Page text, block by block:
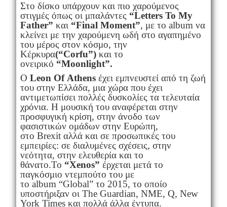
Στο δίσκο υπάρχουν και πιο χαρούμενος
στιγμές όπως οι μπαλάντες “Letters To My
Father” και “Final Moment”, με το album να
κλείνει με την χαρούμενη ωδή στο αγαπημένο
του μέρος στον κόσμο, την
Κέρκυρα(“Corfu”)και το
ονειρικό “Moonlight”.
Ο Leon Of Athensέχει εμπνευστεί από τη ζωή
του στην Ελλάδα, μια χώρα που έχει
αντιμετωπίσει πολλές δυσκολίες τα τελευταία
χρόνια. Η μουσική του αναφέρεται στην
προσφυγική κρίση, στην άνοδο των
φασιστικών ομάδων στην Ευρώπη,
στο Brexit αλλά και σε προσωπικές του
εμπειρίες: σε διαλυμένες σχέσεις, στην
νεότητα, στην ελευθερία και το
θάνατο.To “Xenos” έρχεται μετά το
παγκόσμιο ντεμπούτο του με
το album “Global” το 2015, το οποίο
υποστήριξαν οι The Guardian, NME, Q, New
York Times και πολλά άλλα έντυπα.